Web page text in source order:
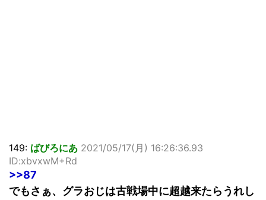
149: ばびろにあ 2021/05/17(月) 16:26:36.93
ID:xbvxwM+Rd
>>87
でもさぁ、グラおじは古戦場中に超越来たらうれし